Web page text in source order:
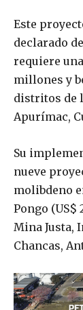
Este
declarado
requiere
millones y
distritos de
Apurímac,
Su
nueve
molibdeno
Pongo
Mina Justa,
Chancas,